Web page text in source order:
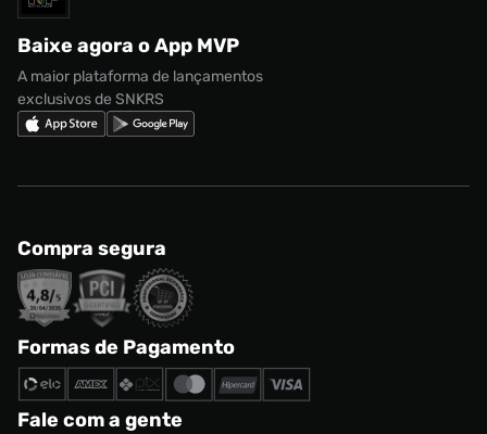
Nike Shox
Regulamento CRM/ CASHBACK
Regulamento Cupom
Baixe agora o App MVP
A maior plataforma de lançamentos
exclusivos de SNKRS
Compra segura
Formas de Pagamento
Fale com a gente